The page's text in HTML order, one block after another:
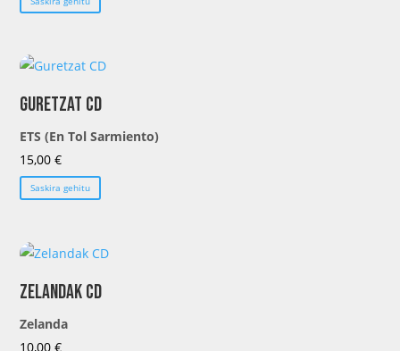
Guretzat CD
ETS (En Tol Sarmiento)
15,00€
Saskira gehitu
Zelandak CD
Zelanda
10,00€